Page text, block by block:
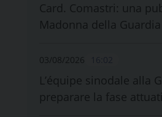
Card. Comastri: una
Madonna della
03/08/2026
L’équipe sinodale alla
preparare la fase